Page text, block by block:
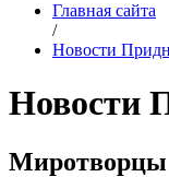
Главная сайта
/
Новости
Новости
Миротворцы